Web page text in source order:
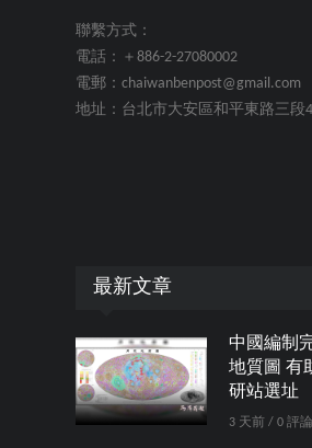
聯繫方式：
電話：＋886-2-27080002
電郵：chaiwanbenpost@gmail.com
地址：台北市大安區和平東路三段
最新文章
中國編制
地質圖 有
研站選址
3 天前 / 0 評論